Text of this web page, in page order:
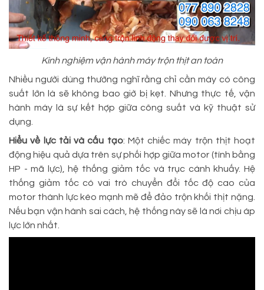
Kinh nghiệm vận hành máy trộn thịt an toàn
Nhiều người dùng thường nghĩ rằng chỉ cần máy có công
suất lớn là sẽ không bao giờ bị kẹt. Nhưng thực tế, vận
hành máy là sự kết hợp giữa công suất và kỹ thuật sử
dụng.
Hiểu về lực tải và cấu tạo: Một chiếc máy trộn thịt hoạt
động hiệu quả dựa trên sự phối hợp giữa motor (tính bằng
HP - mã lực), hệ thống giảm tốc và trục cánh khuấy. Hệ
thống giảm tốc có vai trò chuyển đổi tốc độ cao của
motor thành lực kéo mạnh mẽ để đảo trộn khối thịt nặng.
Nếu bạn vận hành sai cách, hệ thống này sẽ là nơi chịu áp
lực lớn nhất.